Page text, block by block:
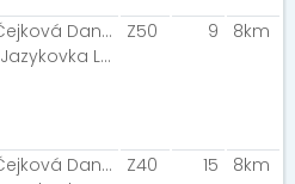
Čejková Daniela
[Jazykovka Letovice Team]
Z50 9 8km
Čejková Daniela
Z40 15 8km